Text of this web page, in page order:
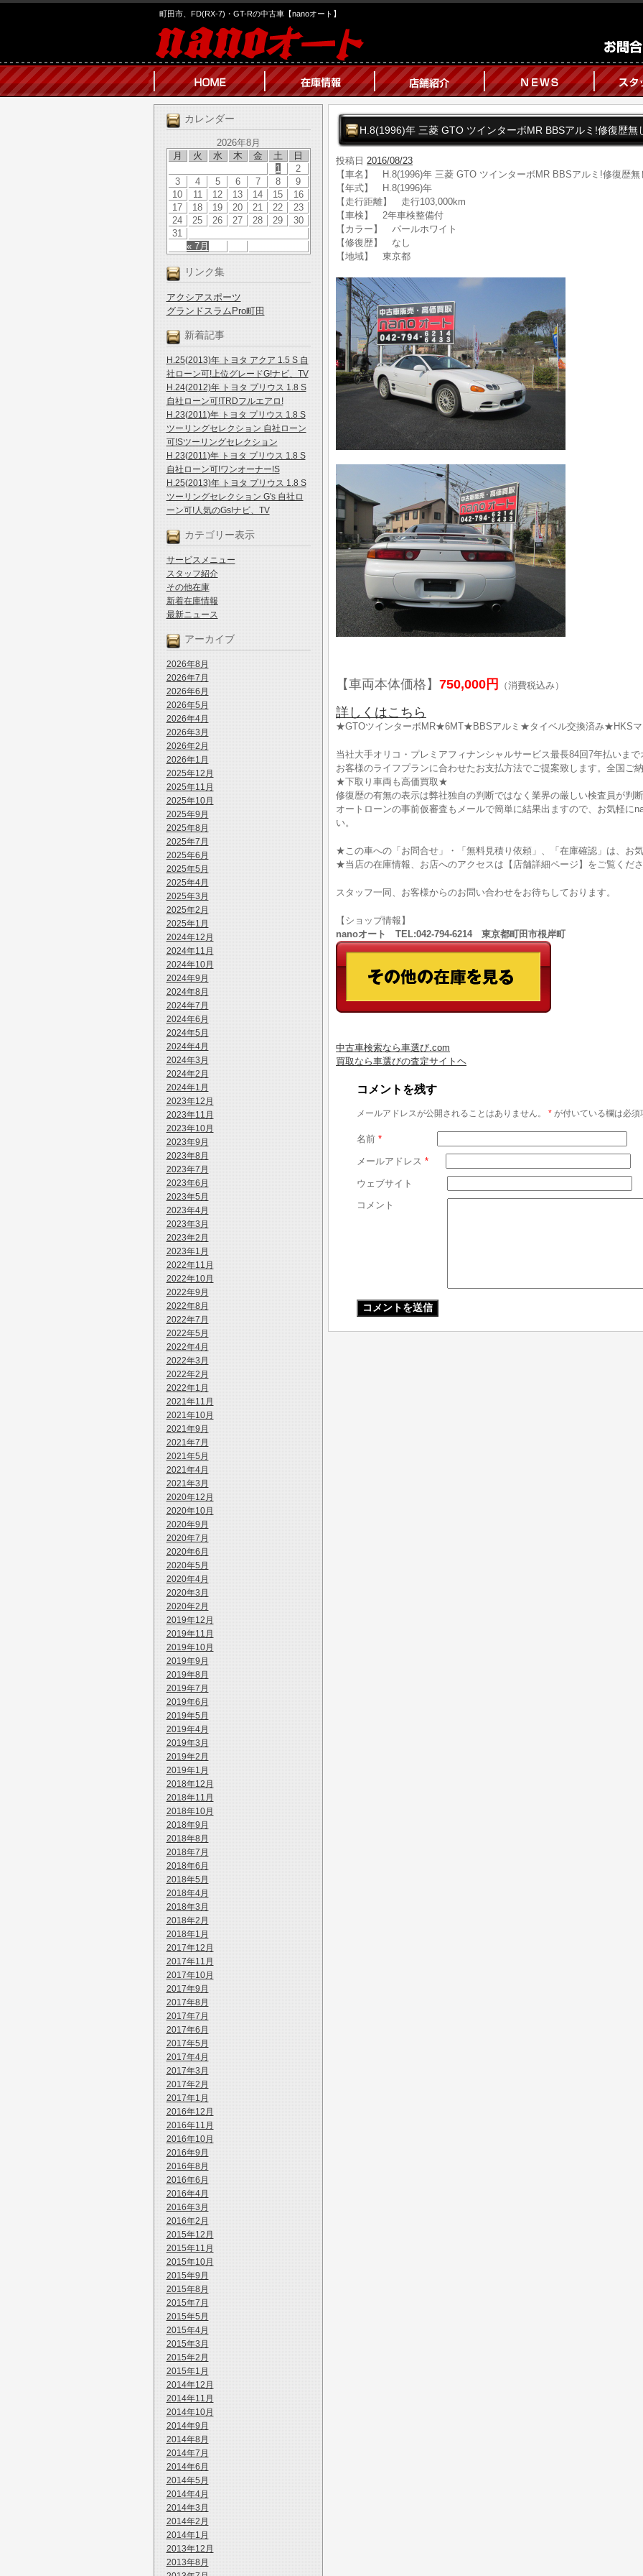
町田市、FD(RX-7)・GT-Rの中古車【nanoオート】
カレンダー
2026年8月
月
火 水 木 金 土 日
« 7月
1
2
3
4 5 6 7 8
9
10
11 12 13 14 15
16
17
18 19 20 21 22
23
24
25 26 27 28 29
30
31
リンク集
アクシアスポーツ
グランドスラムPro町田
新着記事
H.25(2013)年 トヨタ アクア 1.5 S 自
社ローン可!上位グレードG!ナビ、TV
H.24(2012)年 トヨタ プリウス 1.8 S
自社ローン可!TRDフルエアロ!
H.23(2011)年 トヨタ プリウス 1.8 S
ツーリングセレクション 自社ローン
可!Sツーリングセレクション
H.23(2011)年 トヨタ プリウス 1.8 S
自社ローン可!ワンオーナー!S
H.25(2013)年 トヨタ プリウス 1.8 S
ツーリングセレクション G's 自社ロ
ーン可!人気のGs!ナビ、TV
カテゴリー表示
サービスメニュー
スタッフ紹介
その他在庫
新着在庫情報
最新ニュース
アーカイブ
2026年8月
2026年7月
2026年6月
2026年5月
2026年4月
2026年3月
2026年2月
2026年1月
2025年12月
2025年11月
2025年10月
2025年9月
2025年8月
2025年7月
2025年6月
2025年5月
2025年4月
2025年3月
2025年2月
2025年1月
2024年12月
2024年11月
2024年10月
2024年9月
2024年8月
2024年7月
2024年6月
2024年5月
2024年4月
2024年3月
2024年2月
2024年1月
2023年12月
2023年11月
2023年10月
2023年9月
2023年8月
2023年7月
2023年6月
2023年5月
2023年4月
2023年3月
2023年2月
2023年1月
2022年11月
2022年10月
2022年9月
2022年8月
2022年7月
2022年5月
2022年4月
2022年3月
2022年2月
2022年1月
2021年11月
2021年10月
2021年9月
2021年7月
2021年5月
2021年4月
2021年3月
2020年12月
2020年10月
2020年9月
2020年7月
2020年6月
2020年5月
2020年4月
2020年3月
2020年2月
2019年12月
2019年11月
2019年10月
2019年9月
2019年8月
2019年7月
2019年6月
2019年5月
2019年4月
2019年3月
2019年2月
2019年1月
2018年12月
2018年11月
2018年10月
2018年9月
2018年8月
2018年7月
2018年6月
2018年5月
2018年4月
2018年3月
2018年2月
2018年1月
2017年12月
2017年11月
2017年10月
2017年9月
2017年8月
2017年7月
2017年6月
2017年5月
2017年4月
2017年3月
2017年2月
2017年1月
2016年12月
2016年11月
2016年10月
2016年9月
2016年8月
2016年6月
2016年4月
2016年3月
2016年2月
2015年12月
2015年11月
2015年10月
2015年9月
2015年8月
2015年7月
2015年5月
2015年4月
2015年3月
2015年2月
2015年1月
2014年12月
2014年11月
2014年10月
2014年9月
2014年8月
2014年7月
2014年6月
2014年5月
2014年4月
2014年3月
2014年2月
2014年1月
2013年12月
2013年8月
H.8(1996)年 三菱 GTO ツインターボMR BBSアルミ!修復歴無
投稿日 2016/08/23
【車名】 H.8(1996)年 三菱 GTO ツインターボMR BBSアルミ!修復歴無
【年式】 H.8(1996)年
【走行距離】 走行103,000km
【車検】 2年車検整備付
【カラー】 パールホワイト
【修復歴】 なし
【地域】 東京都
【車両本体価格】 750,000円 （消費税込み）
詳しくはこちら
★GTOツインターボMR★6MT★BBSアルミ★タイベル交換済み★HKS
当社大手オリコ・プレミアフィナンシャルサービス最長84回7年払いま
お客様のライフプランに合わせたお支払方法でご提案致します。全国ご
★下取り車両も高価買取★
修復歴の有無の表示は弊社独自の判断ではなく業界の厳しい検査員が判
オートローンの事前仮審査もメールで簡単に結果出ますので、お気軽に
い。
★この車への「お問合せ」・「無料見積り依頼」、「在庫確認」は、お
★当店の在庫情報、お店へのアクセスは【店舗詳細ページ】をご覧くだ
スタッフ一同、お客様からのお問い合わせをお待ちしております。
【ショップ情報】
nanoオート TEL:042-794-6214 東京都町田市根岸町
中古車検索なら車選び.com
買取なら車選びの査定サイトヘ
コメントを残す
メールアドレスが公開されることはありません。 * が付いている欄は必須
名前 *
メールアドレス *
ウェブサイト
コメント